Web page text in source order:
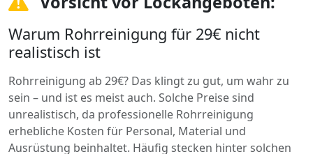
Warum Rohrreinigung für 29€ nicht
realistisch ist
Rohrreinigung ab 29€? Das klingt zu gut, um wahr zu
sein – und ist es meist auch. Solche Preise sind
unrealistisch, da professionelle Rohrreinigung
erhebliche Kosten für Personal, Material und
Ausrüstung beinhaltet. Häufig stecken hinter solchen